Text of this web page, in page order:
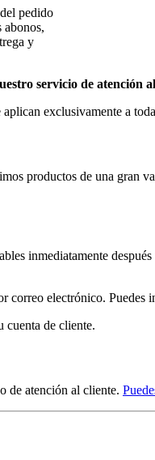
pedido
abonos,
y
servicio de
exclusivamente a
productos de una gran
inmediatamente
correo electrónico.
cuenta de cliente.
de atención al cliente.